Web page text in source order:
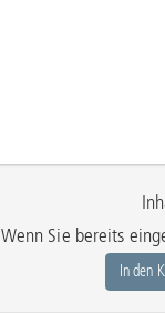
Wenn Sie bereits
In den